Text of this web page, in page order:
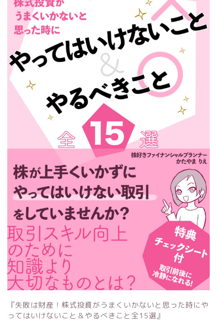
『失敗は財産！株式投資がうまくいかないと思った時にや
ってはいけないこと＆やるべきこと全15選』